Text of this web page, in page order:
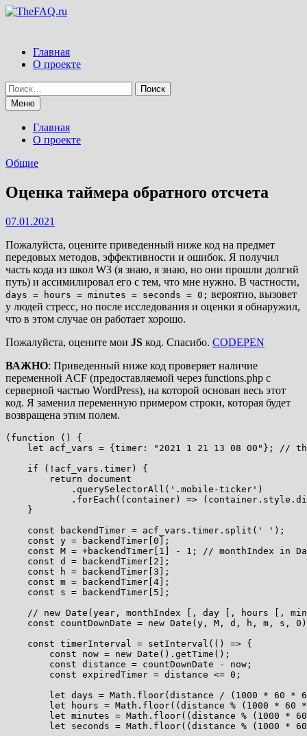
Перейти
Главная
О проекте
Найти:
Меню
Главная
О проекте
Общие
Оценка таймера обратного отсчета
07.01.2021
Пожалуйста, оцените приведенный ниже код на предмет
передовых методов, эффективности и ошибок. Я получил
часть кода из школ W3 (я знаю, я знаю, но они прошли долгий
путь) и ассимилировал его с тем, что мне нужно. В частности,
days = hours = minutes = seconds = 0; вероятно, вызовет
у людей стресс, но после исследования и оценки я обнаружил,
что в этом случае он работает хорошо.
Пожалуйста, оцените мои JS код. Спасибо. CODEPEN
ВАЖНО: Приведенный ниже код проверяет наличие
переменной ACF (предоставляемой через functions.php с
серверной частью WordPress), на которой основан весь этот
код. Я заменил переменную примером строки, которая будет
возвращена этим полем.
(function () {
let acf_vars = {timer: "2021 1 21 13 08 00"}; //
    if (!acf_vars.timer) {
        return document
            .querySelectorAll('.mobile-ticker')
.forEach((container) =>
    }
    const backendTimer = acf_vars.timer.split(' ');
    const y = backendTimer[0];
const M = +backendTimer[1] - 1; // monthIndex in
    const d = backendTimer[2];
    const h = backendTimer[3];
    const m = backendTimer[4];
    const s = backendTimer[5];
// new Date(year, monthIndex [, day [, hours [,
const countDownDate = new Date(y, M, d, h, m, s,
    const timerInterval = setInterval(() => {
        const now = new Date().getTime();
        const distance = countDownDate - now;
        const expiredTimer = distance <= 0;
let days = Math.floor(distance / (1000 * 60 *
let hours = Math.floor((distance % (1000 * 60
let minutes = Math.floor((distance % (1000 *
let seconds = Math.floor((distance % (1000 *